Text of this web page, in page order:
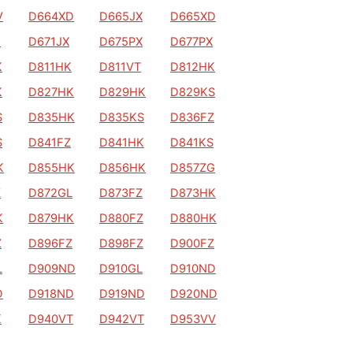
D664XD D665JX
D665XD
D671JX D675PX
D677PX
D811HK D811VT
D812HK
D827HK D829HK
D829KS
D835HK D835KS
D836FZ
D841FZ D841HK
D841KS
D855HK D856HK
D857ZG
D872GL D873FZ
D873HK
D879HK D880FZ
D880HK
D896FZ D898FZ
D900FZ
D909ND D910GL
D910ND
D918ND D919ND
D920ND
D940VT D942VT
D953VV